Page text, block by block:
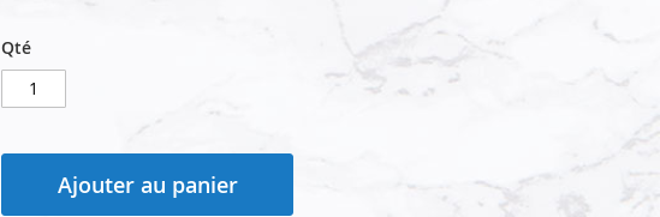
Qté
Ajouter au panier